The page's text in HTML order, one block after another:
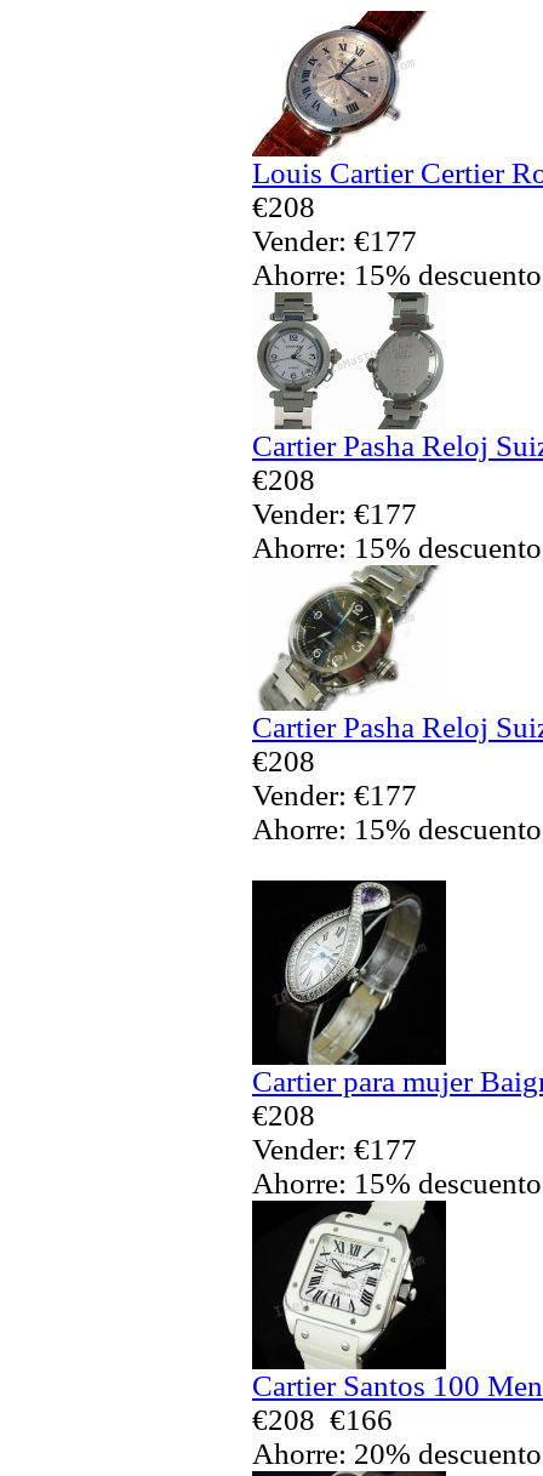
Louis Cartier Certier
€208
Vender: €177
Ahorre: 15% descuento
Cartier Pasha Reloj
€208
Vender: €177
Ahorre: 15% descuento
Cartier Pasha Reloj
€208
Vender: €177
Ahorre: 15% descuento
Cartier para mujer
€208
Vender: €177
Ahorre: 15% descuento
Cartier Santos 100
€208 €166
Ahorre: 20% descuento